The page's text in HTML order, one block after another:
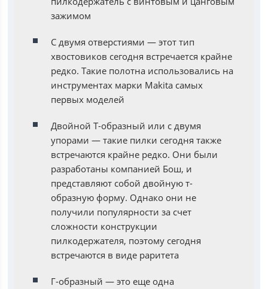
зажимом
С двумя отверстиями — этот тип
хвостовиков сегодня встречается крайне
редко. Такие полотна использовались на
инструментах марки Makita самых
первых моделей
Двойной Т-образный или с двумя
упорами — такие пилки сегодня также
встречаются крайне редко. Они были
разработаны компанией Бош, и
представляют собой двойную т-
образную форму. Однако они не
получили популярности за счет
сложности конструкции
пилкодержателя, поэтому сегодня
встречаются в виде раритета
Г-образный — это еще одна